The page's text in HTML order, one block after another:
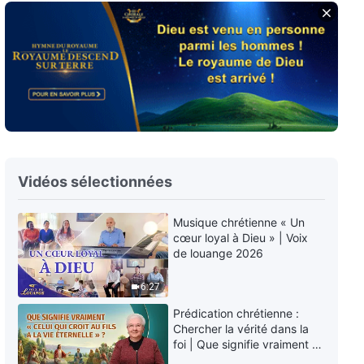
8:16
Paroles de Dieu quotidiennes :
Le jugement dans les derniers
jours | Extrait 97
Paroles de Dieu quotidiennes :
Le jugement dans les derniers
Vidéos sélectionnées
6:27
Musique chrétienne « Un
cœur loyal à Dieu » | Voix
de louange 2026
Prédication chrétienne :
Chercher la vérité dans la
foi | Que signifie vraiment «